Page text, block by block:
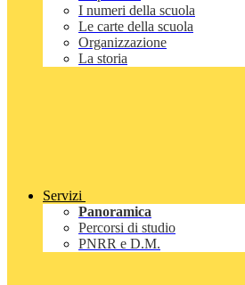
I numeri della scuola
Le carte della scuola
Organizzazione
La storia
Servizi
Panoramica
Percorsi di studio
PNRR e D.M.